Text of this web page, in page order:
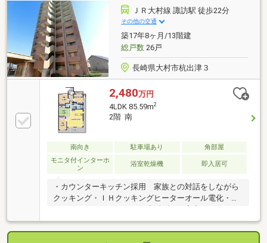
バルコニー！◇バルコニーにはトランクルーム！◇ペ
ットと共に暮らせます！◇駐車場はシャッターゲート
でセキュリティ向上！◇メールボックス一体型宅配ロ
ッカー！◇24時間ゴミ置場！◇駅にもバス停にも徒歩
1分！
ＪＲ大村線 諏訪駅 徒歩22分
その他の交通
築17年8ヶ月/13階建
総戸数26戸
長崎県大村市杭出津３
2,480万円
4LDK 85.59m2
2階 南
南向き 駐車場あり
角部屋
モニタ付インターホ
ン
浴室乾燥機 即入居可
・カウンターキッチン採用 家族との対話をしながら
クッキング・ＩＨクッキングヒーターオール電化・バ
ルコニーのあるキッチン 生活ゴミを室内にとどめな
い・食器洗い乾燥機・浴室乾燥機付きバスルーム ・
１フロアあたり２戸設計でプライバシーを守られま